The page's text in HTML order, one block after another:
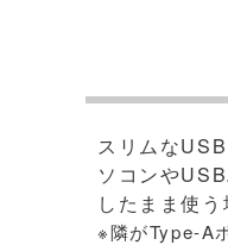
スリムな
ソコンや
したまま使
※隣がType-A